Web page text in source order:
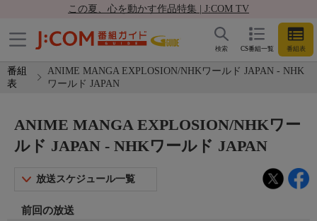
この夏、心を動かす作品特集 | J:COM TV
CS番組一覧 番組表
検索
番組
表
ANIME MANGA EXPLOSION/NHKワールド JAPAN - NHK
ワールド JAPAN
ANIME MANGA EXPLOSION/NHKワー
ルド JAPAN - NHKワールド JAPAN
放送スケジュール一覧
前回の放送